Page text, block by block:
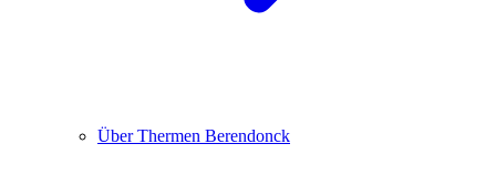
Über Thermen Berendonck